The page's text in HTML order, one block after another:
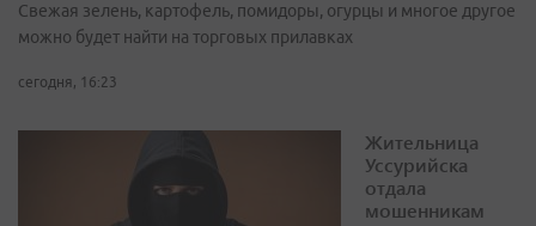
Свежая зелень, картофель, помидоры, огурцы и многое другое
можно будет найти на торговых прилавках
сегодня, 16:23
Жительница
Уссурийска
отдала
мошенникам